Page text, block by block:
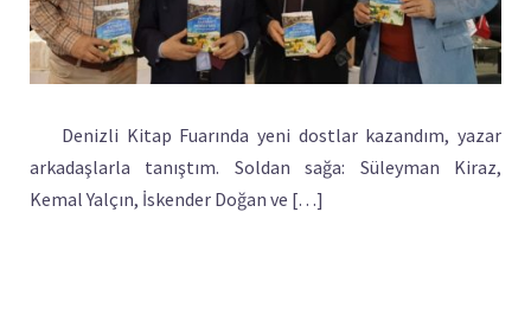
Denizli Kitap Fuarında yeni dostlar kazandım, yazar
arkadaşlarla tanıştım. Soldan sağa: Süleyman Kiraz,
Kemal Yalçın, İskender Doğan ve […]